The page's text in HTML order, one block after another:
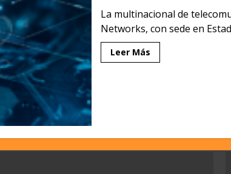
La multinacional de
Networks, con sede en
Leer Más